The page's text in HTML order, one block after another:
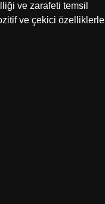
ve zarafeti temsil
ve çekici özelliklerle